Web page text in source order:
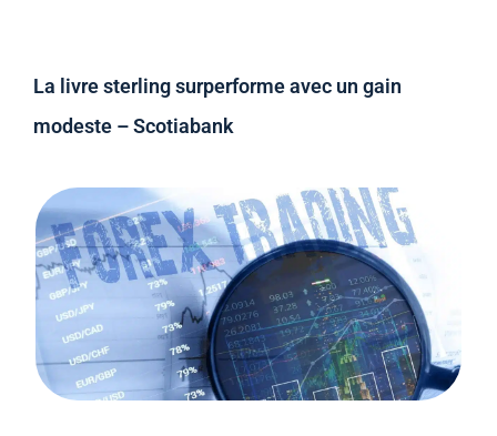
La livre sterling surperforme avec un gain
modeste – Scotiabank